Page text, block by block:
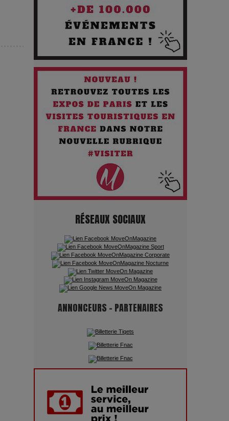
Les Enfants vont bien : Quand
la disparition devient un acte de
survie
Comment Prendre Soin de sa
Santé quand on Roule toute la
Journée
Pourquoi les Petites
Entreprises Créatives Deviennent
les Cibles des Hackers
Les 3 meilleures destinations
pour des vacances sportives !
Quand l'Opéra Rencontre l'IA :
Lola Volonakis, l'Artiste du
Paradoxe qui Chante le Futur
pouvoir : une plongée dans un
futur troublant
Kazakhstan”, célèbre ses 30 ans
de carrière à la Salle Gaveau
RÉSEAUX SOCIAUX
ANNONCEURS - PARTENAIRES